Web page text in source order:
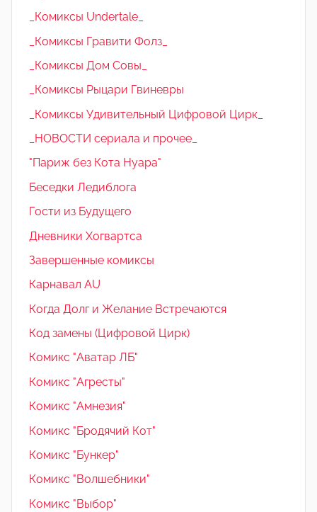
_Комиксы Undertale_
_Комиксы Гравити Фолз_
_Комиксы Дом Совы_
_Комиксы Рыцари Гвиневры
_Комиксы Удивительный Цифровой Цирк_
_НОВОСТИ сериала и прочее_
"Париж без Кота Нуара"
Беседки Ледиблога
Гости из Будущего
Дневники Хогвартса
Завершенные комиксы
Карнавал AU
Когда Долг и Желание Встречаются
Код замены (Цифровой Цирк)
Комикс "Аватар ЛБ"
Комикс "Агресты"
Комикс "Амнезия"
Комикс "Бродячий Кот"
Комикс "Бункер"
Комикс "Волшебники"
Комикс "Выбор"